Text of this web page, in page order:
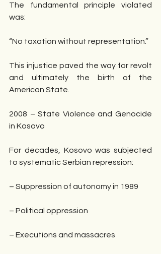
The fundamental principle violated
was:
“No taxation without representation.”
This injustice paved the way for revolt
and ultimately the birth of the
American State.
2008 – State Violence and Genocide
in Kosovo
For decades, Kosovo was subjected
to systematic Serbian repression:
– Suppression of autonomy in 1989
– Political oppression
– Executions and massacres